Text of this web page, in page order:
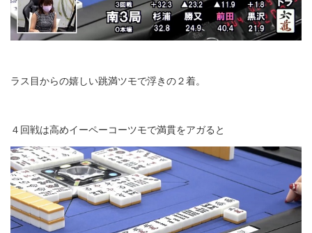
ラス目からの嬉しい跳満ツモで浮きの２着。
４回戦は高めイーペーコーツモで満貫をアガると